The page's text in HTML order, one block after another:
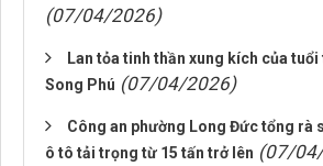
(07/04/2026)
Lan tỏa tinh thần xung kích của tuổi
Song Phú (07/04/2026)
Công an phường Long Đức tổng rà
ô tô tải trọng từ 15 tấn trở lên (07/